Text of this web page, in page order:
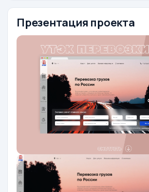
Презентация проекта